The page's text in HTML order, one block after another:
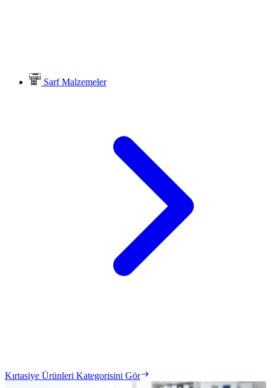
Sarf Malzemeler
Kırtasiye Ürünleri Kategorisini Gör